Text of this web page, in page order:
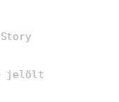
– jelölt